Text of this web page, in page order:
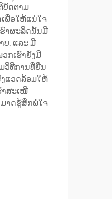
ບັດຕາມ
ພື່ອໃຫ້ແນ່ໃຈ
າຜະລິດນັ້ນມີ
ບ, ແລະ ມີ
ກເຮົາຍັງມີ
ວິທີການທີ່ຍືນ
ແວດລ້ອມໃຫ້
າສະເໜີ
າດຮູ້ສຶກພໍໃຈ